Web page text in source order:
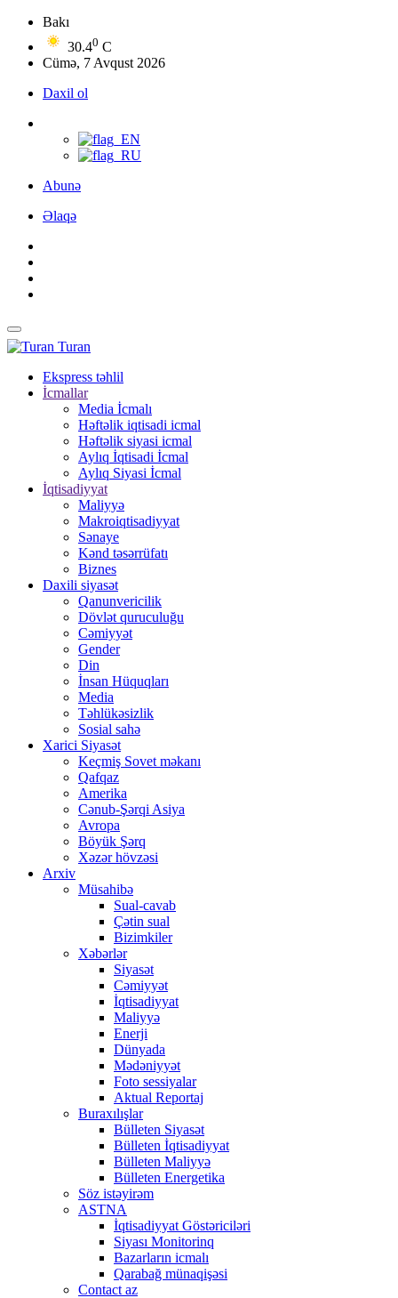
Bakı
30.40 C
Cümə, 7 Avqust 2026
Daxil ol
Abunə
Əlaqə
Turan
Ekspress təhlil
İcmallar
Media İcmalı
Həftəlik iqtisadi icmal
Həftəlik siyasi icmal
Aylıq İqtisadi İcmal
Aylıq Siyasi İcmal
İqtisadiyyat
Maliyyə
Makroiqtisadiyyat
Sənaye
Kənd təsərrüfatı
Biznes
Daxili siyasət
Qanunvericilik
Dövlət quruculuğu
Cəmiyyət
Gender
Din
İnsan Hüquqları
Media
Təhlükəsizlik
Sosial sahə
Xarici Siyasət
Keçmiş Sovet məkanı
Qafqaz
Amerika
Cənub-Şərqi Asiya
Avropa
Böyük Şərq
Xəzər hövzəsi
Arxiv
Müsahibə
Sual-cavab
Çətin sual
Bizimkiler
Xəbərlər
Siyasət
Cəmiyyət
İqtisadiyyat
Maliyyə
Enerji
Dünyada
Mədəniyyət
Foto sessiyalar
Aktual Reportaj
Buraxılışlar
Bülleten Siyasət
Bülleten İqtisadiyyat
Bülleten Maliyyə
Bülleten Energetika
Söz istəyirəm
ASTNA
İqtisadiyyat Göstəriciləri
Siyası Monitorinq
Bazarların icmalı
Qarabağ münaqişəsi
Contact az